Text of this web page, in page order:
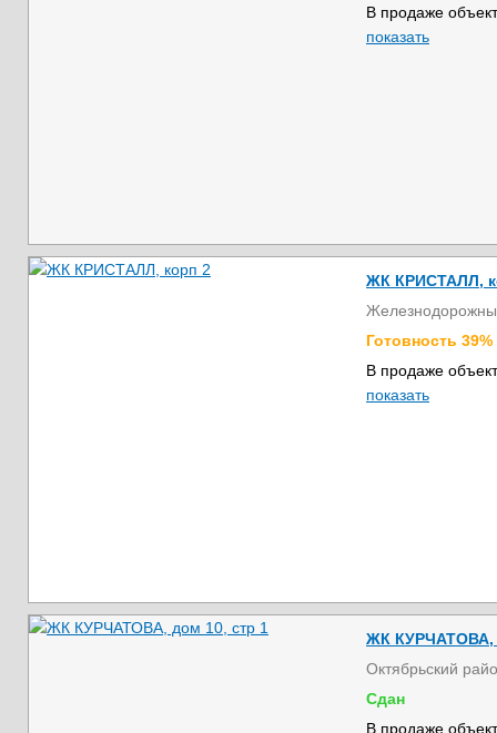
В продаже
показать
ЖК КРИСТАЛЛ,
Готовность 39%
В продаже
показать
ЖК КУРЧАТОВА,
Октябрьский
Сдан
В продаже